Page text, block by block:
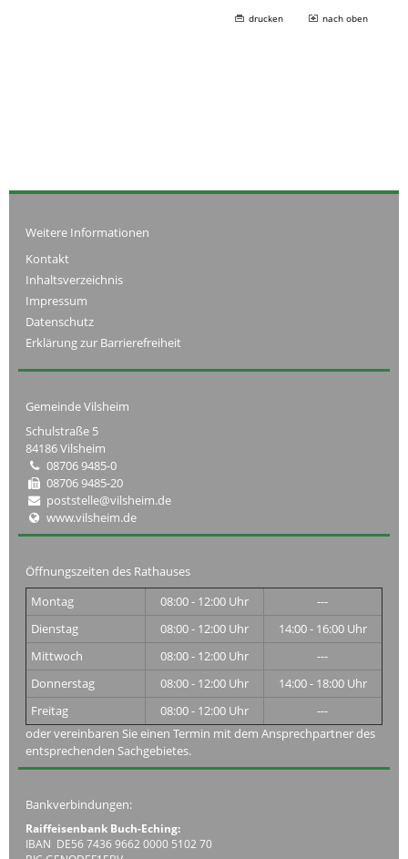
drucken nach oben
Weitere Informationen
Kontakt
Inhaltsverzeichnis
Impressum
Datenschutz
Erklärung zur Barrierefreiheit
Gemeinde Vilsheim
Schulstraße 5
84186 Vilsheim
08706 9485-0
08706 9485-20
poststelle@vilsheim.de
www.vilsheim.de
Öffnungszeiten des Rathauses
Montag
08:00 - 12:00 Uhr
---
Dienstag
08:00 - 12:00 Uhr
14:00 - 16:00 Uhr
Mittwoch
08:00 - 12:00 Uhr
---
Donnerstag
08:00 - 12:00 Uhr
14:00 - 18:00 Uhr
Freitag
08:00 - 12:00 Uhr
---
oder vereinbaren Sie einen Termin mit dem Ansprechpartner des
entsprechenden Sachgebietes.
Bankverbindungen:
Raiffeisenbank Buch-Eching:
IBAN DE56 7436 9662 0000 5102 70